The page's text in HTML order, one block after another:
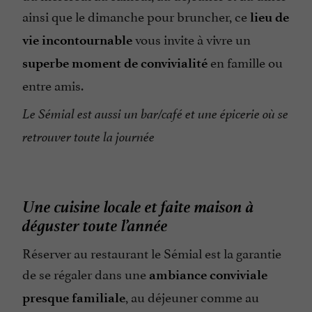
ainsi que le dimanche pour bruncher, celieu de
vie incontournablevous invite à vivre un
superbe moment de convivialité en famille ou
entre amis.
Le Sémial est aussi un bar/café et une épicerie où se
retrouver toute la journée
Une cuisine locale et faite maison à
déguster toute l’année
Réserver au restaurant le Sémial est la garantie
de se régaler dans une ambiance conviviale
presque familiale, au déjeuner comme au